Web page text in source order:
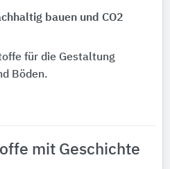
bauen und CO2
für die Gestaltung
Böden.
mit Geschichte